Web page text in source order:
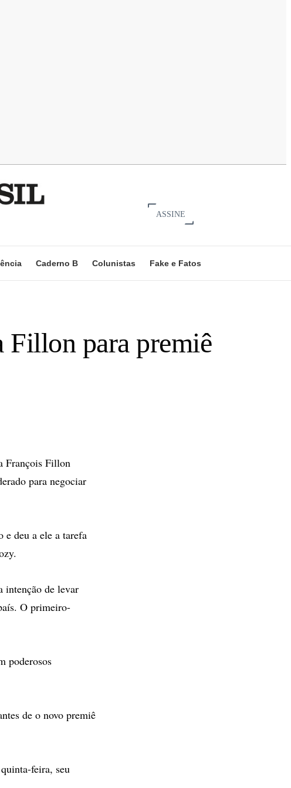
ASSINE
Caderno B Colunistas Fake e Fatos
Fillon para premiê
François Fillon
para negociar
deu a ele a tarefa
intenção de levar
O primeiro-
poderosos
de o novo premiê
feira, seu